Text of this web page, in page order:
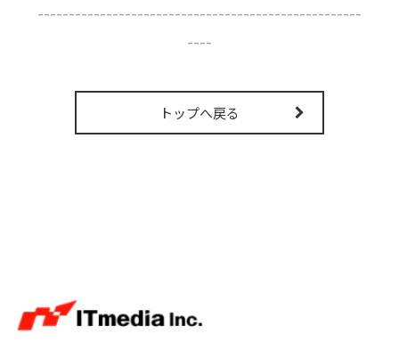
----------------------------------------------------
----
トップへ戻る